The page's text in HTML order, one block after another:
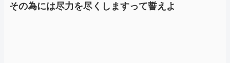
その為には尽力を尽くしますって誓えよ